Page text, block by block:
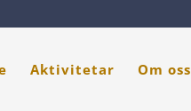
Aktivitetar Om oss